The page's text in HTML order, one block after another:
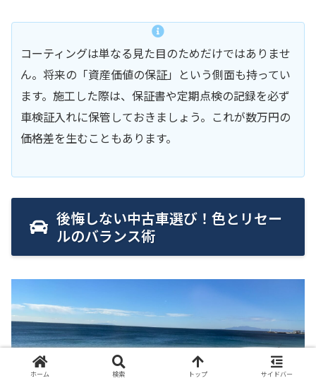
コーティングは単なる見た目のためだけではありませ
ん。将来の「資産価値の保証」という側面も持ってい
ます。施工した際は、保証書や定期点検の記録を必ず
車検証入れに保管しておきましょう。これが数万円の
価格差を生むこともあります。
後悔しない中古車選び！色とリセー
ルのバランス術
ホーム 検索 トップ サイドバー